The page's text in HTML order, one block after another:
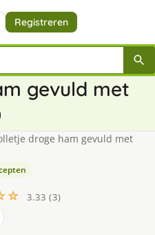
Registreren
gevuld met
droge ham gevuld met
3.33 (3)